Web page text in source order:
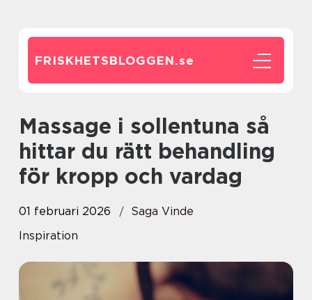
FRISKHETSBLOGGEN.se
Massage i sollentuna så
hittar du rätt behandling
för kropp och vardag
01 februari 2026
Saga Vinde
Inspiration